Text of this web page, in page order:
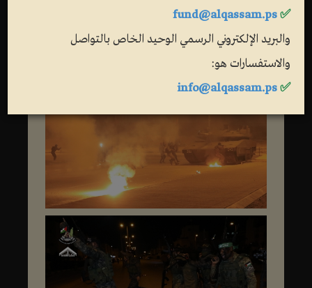
✅
fund@alqassam.ps
والبريد الإلكتروني الرسمي الوحيد الخاص بالتواصل
والاستفسارات هو:
✅
info@alqassam.ps